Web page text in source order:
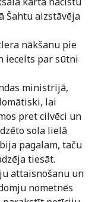
Šahtu aizstāvēja
nākšanu pie
iecelts par sūtni
ministrijā,
lai
pret cilvēci un
sola lielā
pagalam, taču
tiesāt.
attaisnošanu un
nometnēs